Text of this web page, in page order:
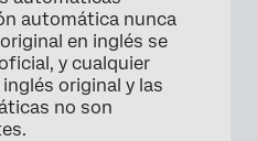
automática nunca
en inglés se
y cualquier
original y las
no son